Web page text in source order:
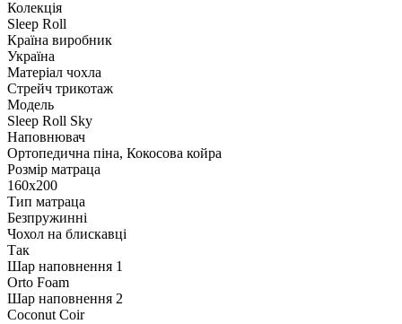
Колекція
Sleep Roll
Країна виробник
Україна
Матеріал чохла
Стрейч трикотаж
Модель
Sleep Roll Sky
Наповнювач
Ортопедична піна, Кокосова койра
Розмір матраца
160х200
Тип матраца
Безпружинні
Чохол на блискавці
Так
Шар наповнення 1
Orto Foam
Шар наповнення 2
Coconut Coir